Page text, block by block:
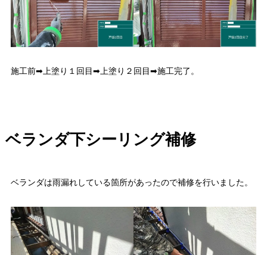
施工前➡上塗り１回目➡上塗り２回目➡施工完了。
ベランダ下シーリング補修
ベランダは雨漏れしている箇所があったので補修を行いました。